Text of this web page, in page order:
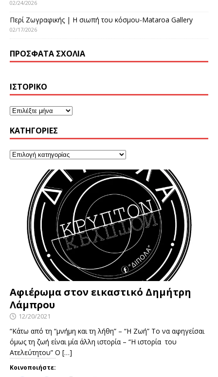
02/24/2026
Περί Ζωγραφικής | Η σιωπή του κόσμου-Mataroa Gallery
02/17/2026
ΠΡΌΣΦΑΤΑ ΣΧΌΛΙΑ
ΙΣΤΟΡΙΚΌ
KΑΤΗΓΟΡΊΕΣ
Αφιέρωμα στον εικαστικό Δημήτρη
Λάμπρου
12/20/2021
“Κάτω από τη “μνήμη και τη λήθη” – “Η Ζωή” Το να αφηγείσαι
όμως τη ζωή είναι μία άλλη ιστορία – “Η ιστορία του
Ατελεύτητου” Ο […]
Κοινοποιήστε: